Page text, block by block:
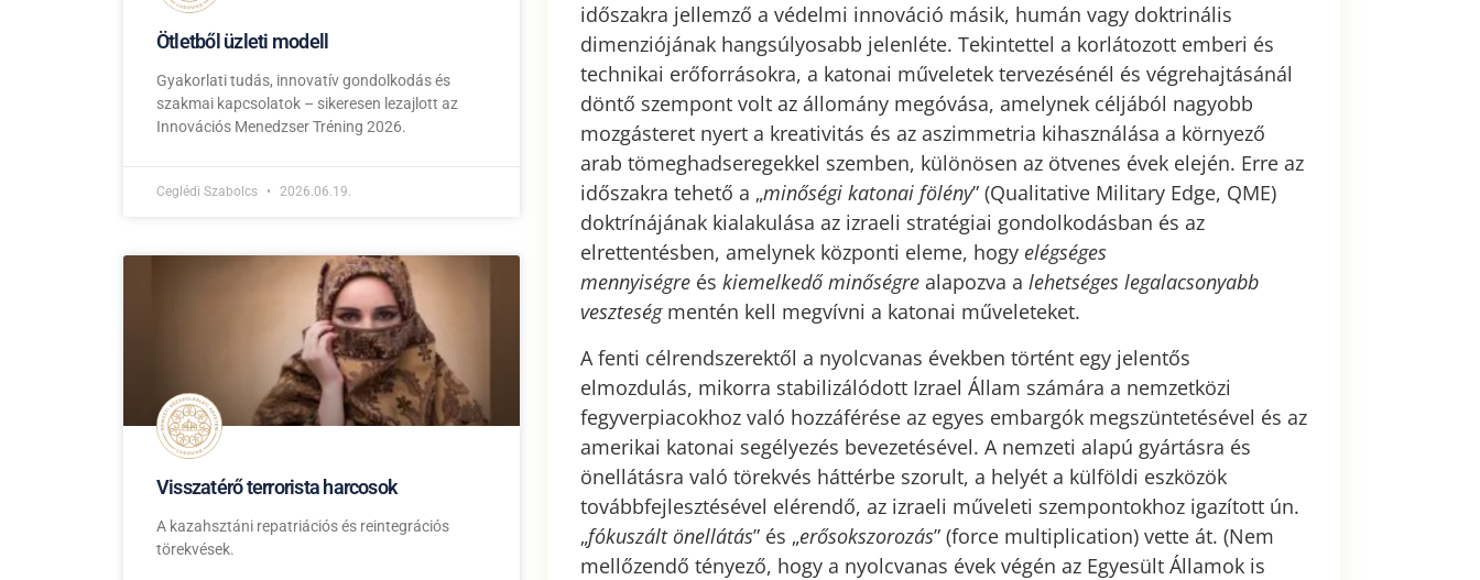
Ötletből üzleti modell
Gyakorlati tudás, innovatív gondolkodás és
szakmai kapcsolatok – sikeresen lezajlott az
Innovációs Menedzser Tréning 2026.
Ceglédi Szabolcs 2026.06.19.
Visszatérő terrorista harcosok
A kazahsztáni repatriációs és reintegrációs
törekvések.
időszakra jellemző a védelmi innováció másik, humán vagy doktrinális
dimenziójának hangsúlyosabb jelenléte. Tekintettel a korlátozott emberi és
technikai erőforrásokra, a katonai műveletek tervezésénél és végrehajtásánál
döntő szempont volt az állomány megóvása, amelynek céljából nagyobb
mozgásteret nyert a kreativitás és az aszimmetria kihasználása a környező
arab tömeghadseregekkel szemben, különösen az ötvenes évek elején. Erre az
időszakra tehető a „minőségi katonai fölény” (Qualitative Military Edge, QME)
doktrínájának kialakulása az izraeli stratégiai gondolkodásban és az
elrettentésben, amelynek központi eleme, hogy elégséges
mennyiségreés kiemelkedő minőségrealapozva a lehetséges legalacsonyabb
veszteségmentén kell megvívni a katonai műveleteket.
A fenti célrendszerektől a nyolcvanas években történt egy jelentős
elmozdulás, mikorra stabilizálódott Izrael Állam számára a nemzetközi
fegyverpiacokhoz való hozzáférése az egyes embargók megszüntetésével és az
amerikai katonai segélyezés bevezetésével. A nemzeti alapú gyártásra és
önellátásra való törekvés háttérbe szorult, a helyét a külföldi eszközök
továbbfejlesztésével elérendő, az izraeli műveleti szempontokhoz igazított ún.
„fókuszált önellátás” és „erősokszorozás” (force multiplication) vette át. (Nem
mellőzendő tényező, hogy a nyolcvanas évek végén az Egyesült Államok is